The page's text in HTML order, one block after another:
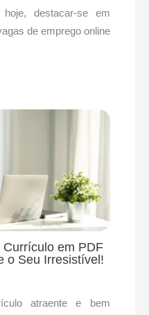
destacar-se em
de emprego online
em PDF
o Seu Irresistível!
atraente e bem